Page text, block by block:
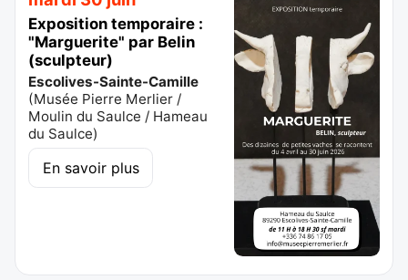
Exposition temporaire :
"Marguerite" par Belin
(sculpteur)
Escolives-Sainte-Camille
(Musée Pierre Merlier /
Moulin du Saulce / Hameau
du Saulce)
En savoir plus